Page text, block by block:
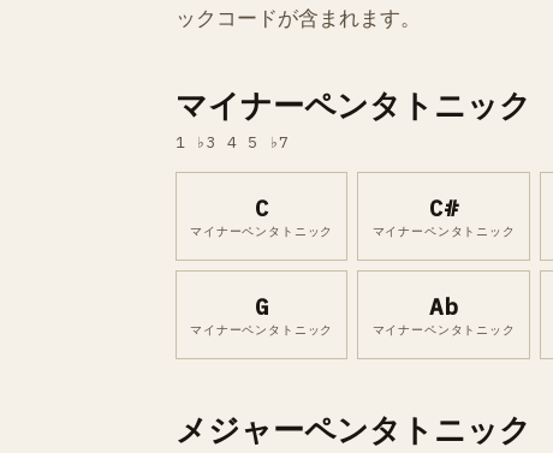
ックコードが含まれます。
マイナーペンタトニック
1 ♭3 4 5 ♭7
C
マイナーペンタトニック
C#
マイナーペンタトニック
G
マイナーペンタトニック
Ab
マイナーペンタトニック
メジャーペンタトニック